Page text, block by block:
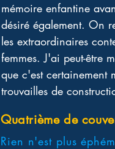
mémoire enfantine
désiré également. On
les extraordinaires
femmes. J'ai peut-être
que c'est certainement
trouvailles de
Quatrième de
Rien n'est plus